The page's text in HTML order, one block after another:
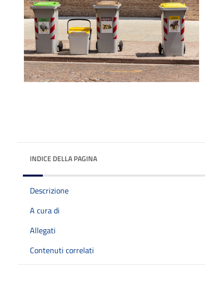
INDICE DELLA PAGINA
Descrizione
A cura di
Allegati
Contenuti correlati